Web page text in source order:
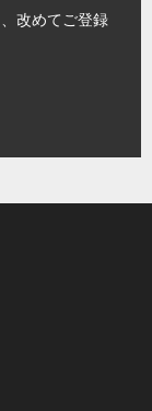
改めてご登録